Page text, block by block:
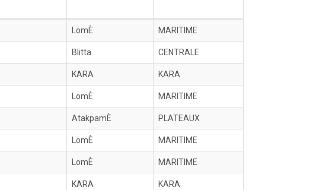
LomÈ MARITIME
Blitta CENTRALE
KARA KARA
LomÈ MARITIME
AtakpamÈ PLATEAUX
LomÈ MARITIME
LomÈ MARITIME
KARA KARA